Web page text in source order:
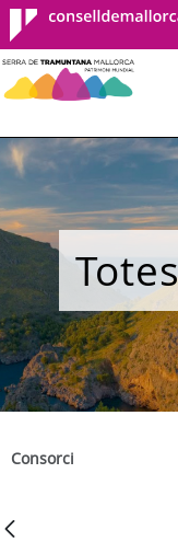
Consell
Mallorca
Consorci